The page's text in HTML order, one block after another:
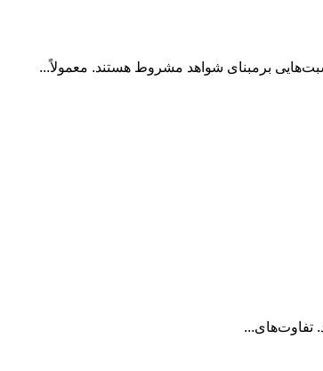
برمبنای شواهد مشروط هستند. معمولاً...
تفاوت‌های...